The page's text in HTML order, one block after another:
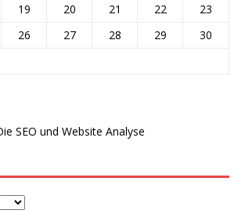
19 20 21 22
23
26 27 28 29
30